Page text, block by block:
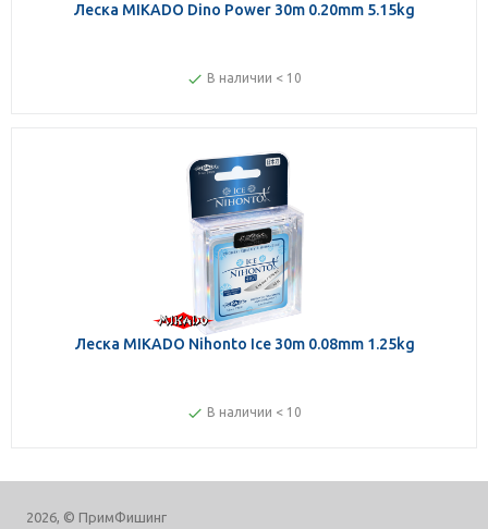
Леска MIKADO Dino Power 30m 0.20mm 5.15kg
В наличии < 10
Леска MIKADO Nihonto Ice 30m 0.08mm 1.25kg
В наличии < 10
2026, © ПримФишинг